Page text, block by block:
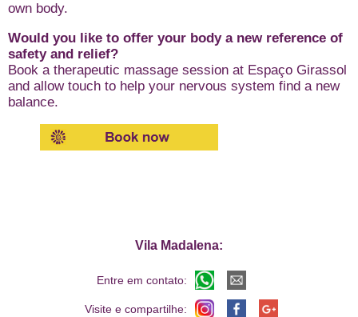
own body.
Would you like to offer your body a new reference of
safety and relief?
Book a therapeutic massage session at Espaço Girassol
and allow touch to help your nervous system find a new
balance.
Vila Madalena:
Entre em contato:
Visite e compartilhe: